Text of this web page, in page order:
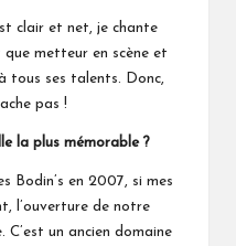
clair et net, je chante
metteur en scène et
tous ses talents. Donc,
pas !
la plus mémorable ?
Bodin’s en 2007, si mes
l’ouverture de notre
un ancien domaine